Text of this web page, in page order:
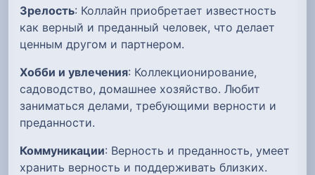
Зрелость: Коллайн приобретает известность
как верный и преданный человек, что делает
ценным другом и партнером.
Хобби и увлечения: Коллекционирование,
садоводство, домашнее хозяйство. Любит
заниматься делами, требующими верности и
преданности.
Коммуникации: Верность и преданность, умеет
хранить верность и поддерживать близких.